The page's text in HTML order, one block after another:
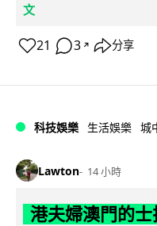
文
21 3 ↗ 分享
科技娛樂 生活娛樂 城
Lawton 14 小時
港夫婦澳門的